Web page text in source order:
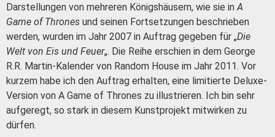
Darstellungen von mehreren Königshäusern, wie sie inA
Game of Thrones und seinen Fortsetzungen beschrieben
werden, wurden im Jahr 2007 in Auftrag gegeben für „Die
Welt von Eis und Feuer„. Die Reihe erschien in dem George
R.R. Martin-Kalender von Random House im Jahr 2011. Vor
kurzem habe ich den Auftrag erhalten, eine limitierte Deluxe-
Version von A Game of Thrones zu illustrieren. Ich bin sehr
aufgeregt, so stark in diesem Kunstprojekt mitwirken zu
dürfen.